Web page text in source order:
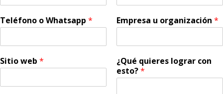
Teléfono o Whatsapp * Empresa u organización *
Sitio web *
¿Qué quieres lograr con
esto?*